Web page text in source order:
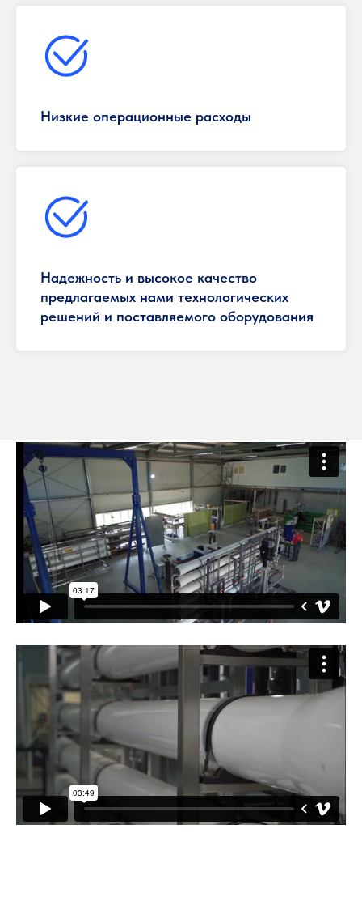
Низкие операционные расходы
Надежность и высокое качество
предлагаемых нами технологических
решений и поставляемого оборудования